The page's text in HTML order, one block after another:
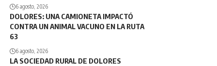
6 agosto, 2026
DOLORES: UNA CAMIONETA IMPACTÓ
CONTRA UN ANIMAL VACUNO EN LA RUTA
63
6 agosto, 2026
LA SOCIEDAD RURAL DE DOLORES